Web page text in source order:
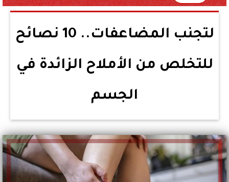
لتجنب المضاعفات.. 10 نصائح
للتخلص من الأملاح الزائدة في
الجسم